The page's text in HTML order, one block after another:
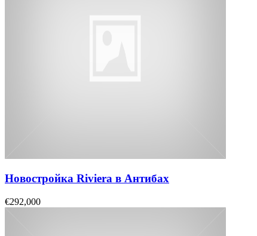
Новостройка Riviera в Антибах
€292,000